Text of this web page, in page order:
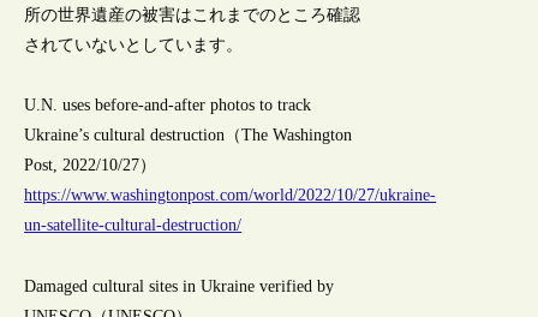
所の世界遺産の被害はこれまでのところ確認
されていないとしています。
U.N. uses before-and-after photos to track
Ukraine’s cultural destruction（The Washington
Post, 2022/10/27）
https://www.washingtonpost.com/world/2022/10/27/ukraine-
un-satellite-cultural-destruction/
Damaged cultural sites in Ukraine verified by